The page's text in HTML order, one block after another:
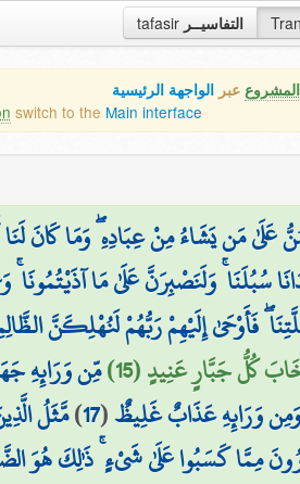
tafasir التفاسيــر
عبر الواجهة الرئيسية
switch to the Main interface
مَن يَشَاءُ مِنْ عِبَادِهِ ۖ وَمَا كَانَ لَنَا
سُبُلَنَا ۚ وَلَنَصْبِرَنَّ عَلَىٰ مَا آذَيْتُمُونَا
فَأَوْحَىٰ إِلَيْهِمْ رَبُّهُمْ لَنُهْلِكَنَّ
كُلُّ جَبَّارٍ عَنِيدٍ (15) مِّن وَرَائِهِ
وَرَائِهِ عَذَابٌ غَلِيظٌ(
17
)مَّثَلُ
مِمَّا كَسَبُوا عَلَىٰ شَيْءٍ ۚ ذَٰلِكَ هُوَ